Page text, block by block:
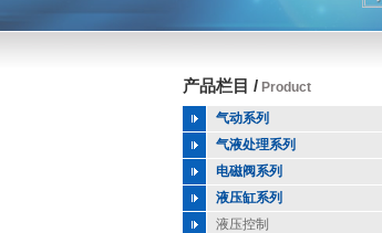
产品栏目 / Product
气动系列
气液处理系列
电磁阀系列
液压缸系列
液压控制